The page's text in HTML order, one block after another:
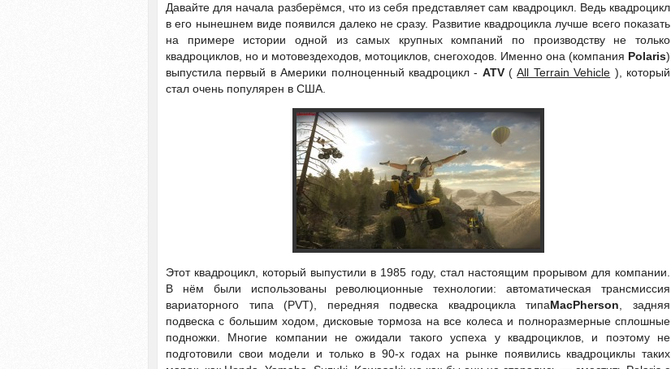
Давайте для начала разберёмся, что из себя представляет сам квадроцикл. Ведь квадроцикл
в его нынешнем виде появился далеко не сразу. Развитие квадроцикла лучше всего показать
на примере истории одной из самых крупных компаний по производству не только
квадроциклов, но и мотовездеходов, мотоциклов, снегоходов. Именно она (компания Polaris)
выпустила первый в Америки полноценный квадроцикл - ATV(All Terrain Vehicle ), который
стал очень популярен в США.
Этот квадроцикл, который выпустили в 1985 году, стал настоящим прорывом для компании.
В нём были использованы революционные технологии: автоматическая трансмиссия
вариаторного типа (PVT), передняя подвеска квадроцикла типаMacPherson , задняя
подвеска с большим ходом, дисковые тормоза на все колеса и полноразмерные сплошные
подножки. Многие компании не ожидали такого успеха у квадроциклов, и поэтому не
подготовили свои модели и только в 90-х годах на рынке появились квадроциклы таких